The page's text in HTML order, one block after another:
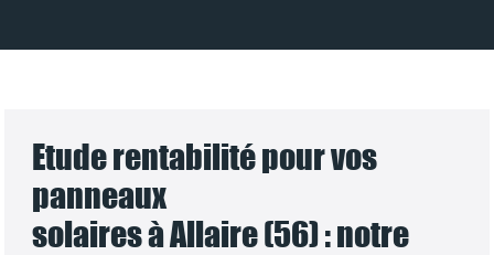
Etude rentabilité pour vos
panneaux
solaires à Allaire (56) : notre